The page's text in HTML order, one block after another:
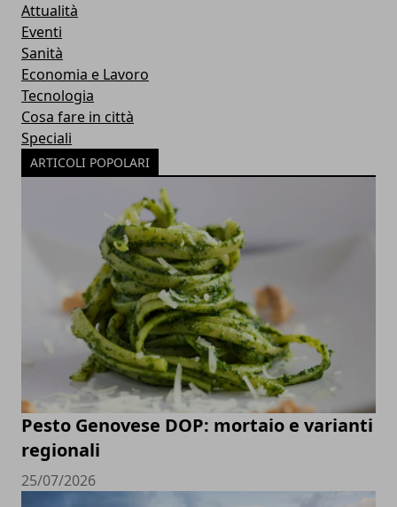
Attualità
Eventi
Sanità
Economia e Lavoro
Tecnologia
Cosa fare in città
Speciali
ARTICOLI POPOLARI
Pesto Genovese DOP: mortaio e varianti
regionali
25/07/2026